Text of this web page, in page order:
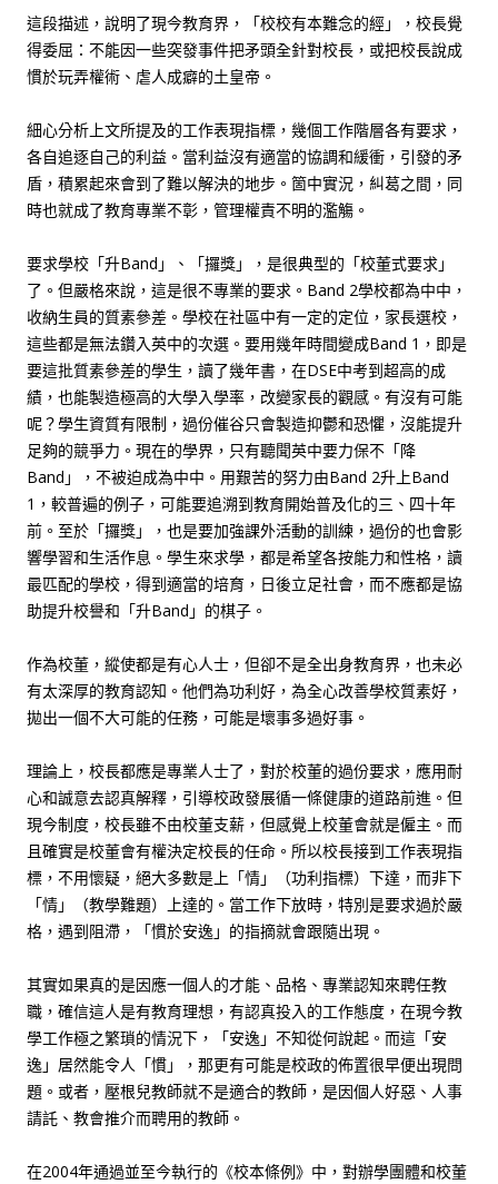
這段描述，說明了現今教育界，「校校有本難念的經」，校長覺
得委屈：不能因一些突發事件把矛頭全針對校長，或把校長說成
慣於玩弄權術、虐人成癖的土皇帝。
細心分析上文所提及的工作表現指標，幾個工作階層各有要求，
各自追逐自己的利益。當利益沒有適當的協調和緩衝，引發的矛
盾，積累起來會到了難以解決的地步。箇中實況，糾葛之間，同
時也就成了教育專業不彰，管理權責不明的濫觴。
要求學校「升Band」、「攞獎」，是很典型的「校董式要求」
了。但嚴格來說，這是很不專業的要求。Band 2學校都為中中，
收納生員的質素參差。學校在社區中有一定的定位，家長選校，
這些都是無法鑽入英中的次選。要用幾年時間變成Band 1，即是
要這批質素參差的學生，讀了幾年書，在DSE中考到超高的成
績，也能製造極高的大學入學率，改變家長的觀感。有沒有可能
呢？學生資質有限制，過份催谷只會製造抑鬱和恐懼，沒能提升
足夠的競爭力。現在的學界，只有聽聞英中要力保不「降
Band」，不被迫成為中中。用艱苦的努力由Band 2升上Band
1，較普遍的例子，可能要追溯到教育開始普及化的三、四十年
前。至於「攞獎」，也是要加強課外活動的訓練，過份的也會影
響學習和生活作息。學生來求學，都是希望各按能力和性格，讀
最匹配的學校，得到適當的培育，日後立足社會，而不應都是協
助提升校譽和「升Band」的棋子。
作為校董，縱使都是有心人士，但卻不是全出身教育界，也未必
有太深厚的教育認知。他們為功利好，為全心改善學校質素好，
拋出一個不大可能的任務，可能是壞事多過好事。
理論上，校長都應是專業人士了，對於校董的過份要求，應用耐
心和誠意去認真解釋，引導校政發展循一條健康的道路前進。但
現今制度，校長雖不由校董支薪，但感覺上校董會就是僱主。而
且確實是校董會有權決定校長的任命。所以校長接到工作表現指
標，不用懷疑，絕大多數是上「情」（功利指標）下達，而非下
「情」（教學難題）上達的。當工作下放時，特別是要求過於嚴
格，遇到阻滯，「慣於安逸」的指摘就會跟隨出現。
其實如果真的是因應一個人的才能、品格、專業認知來聘任教
職，確信這人是有教育理想，有認真投入的工作態度，在現今教
學工作極之繁瑣的情況下，「安逸」不知從何說起。而這「安
逸」居然能令人「慣」，那更有可能是校政的佈置很早便出現問
題。或者，壓根兒教師就不是適合的教師，是因個人好惡、人事
請託、教會推介而聘用的教師。
在2004年通過並至今執行的《校本條例》中，對辦學團體和校董